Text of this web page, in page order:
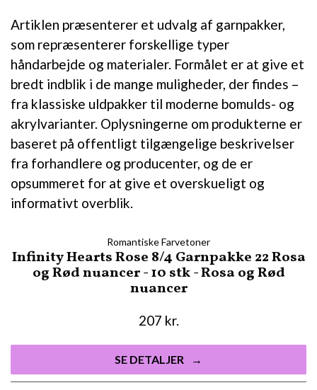
Artiklen præsenterer et udvalg af garnpakker,
som repræsenterer forskellige typer
håndarbejde og materialer. Formålet er at give et
bredt indblik i de mange muligheder, der findes –
fra klassiske uldpakker til moderne bomulds- og
akrylvarianter. Oplysningerne om produkterne er
baseret på offentligt tilgængelige beskrivelser
fra forhandlere og producenter, og de er
opsummeret for at give et overskueligt og
informativt overblik.
Romantiske Farvetoner
Infinity Hearts Rose 8/4 Garnpakke 22 Rosa
og Rød nuancer - 10 stk - Rosa og Rød
nuancer
207 kr.
SE DETALJER